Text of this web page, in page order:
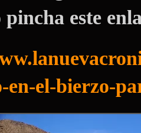
este
en-el-bierzo-